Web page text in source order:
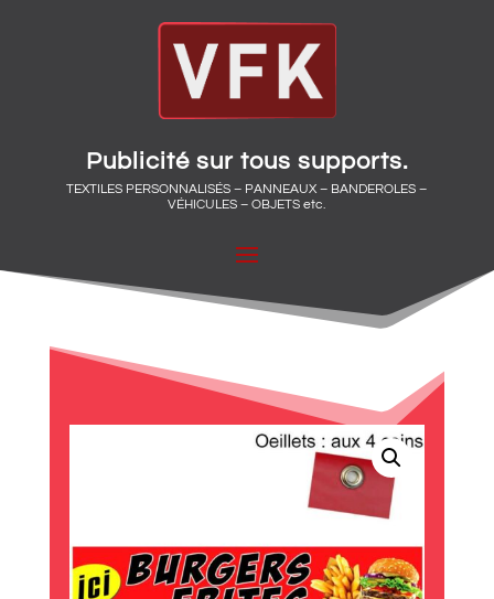
Publicité sur tous supports.
TEXTILES PERSONNALISÉS – PANNEAUX – BANDEROLES –
VÉHICULES – OBJETS etc.